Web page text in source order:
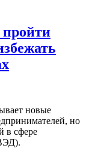
новые
но
в сфере